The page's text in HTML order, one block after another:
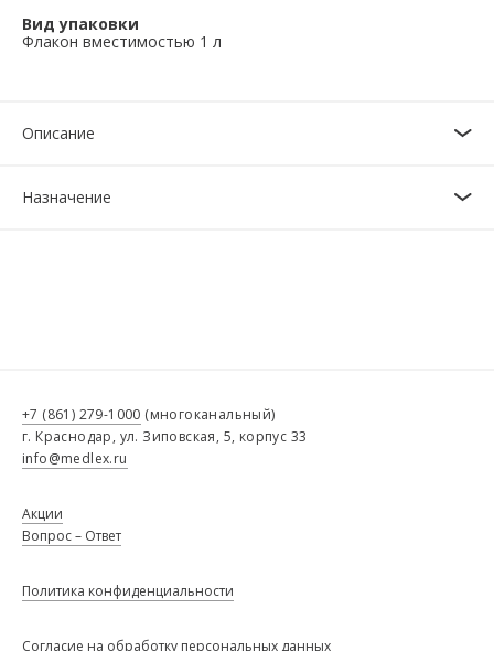
Вид упаковки
Флакон вместимостью 1 л
Описание
Назначение
+7 (861) 279-1000 (многоканальный)
г. Краснодар, ул. Зиповская, 5, корпус 33
info@medlex.ru
Акции
Вопрос – Ответ
Политика конфиденциальности
Согласие на обработку персональных данных